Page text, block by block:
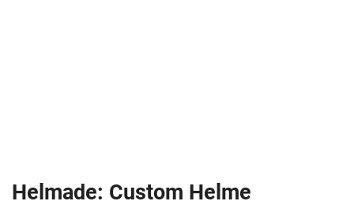
Helmade: Custom Helme